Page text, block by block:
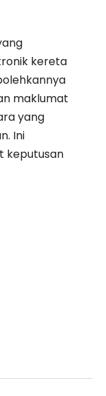
kereta
maklumat
yang
Ini
keputusan